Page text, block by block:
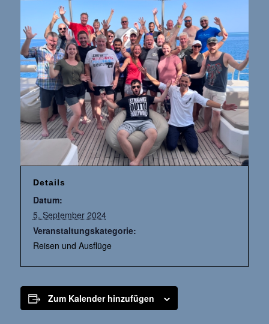
Details
Datum:
5. September 2024
Veranstaltungskategorie:
Reisen und Ausflüge
Zum Kalender hinzufügen